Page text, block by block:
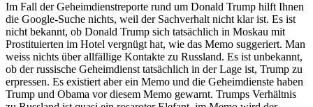
Im Fall der Geheimdienstreporte rund um Donald Trump hilft Ihnen
die Google-Suche nichts, weil der Sachverhalt nicht klar ist. Es ist
nicht bekannt, ob Donald Trump sich tatsächlich in Moskau mit
Prostituierten im Hotel vergnügt hat, wie das Memo suggeriert. Man
weiss nichts über allfällige Kontakte zu Russland. Es ist unbekannt,
ob der russische Geheimdienst tatsächlich in der Lage ist, Trump zu
erpressen. Es existiert aber ein Memo und die Geheimdienste haben
Trump und Obama vor diesem Memo gewarnt. Trumps Verhältnis